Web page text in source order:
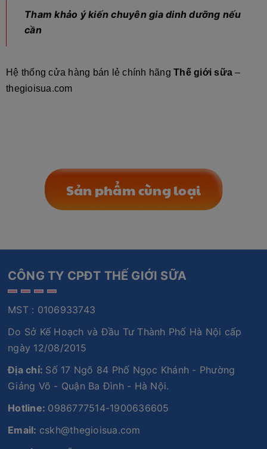
Tham khảo ý kiến chuyên gia dinh dưỡng nếu
cần
Hệ thống cửa hàng bán lẻ chính hãng Thế giới sữa –
thegioisua.com
Sản phẩm cùng loại
CÔNG TY CPĐT THẾ GIỚI SỮA
MST : 0106933743
Do Sở Kế Hoạch và Đầu Tư Thành Phố Hà Nội cấp
ngày 12/08/2015
Địa chỉ: Số 17 Ngõ 84 Phố Ngọc Khánh - Phường
Giảng Võ - Quận Ba Đình - Hà Nội.
Hotline: 0986777514-1900636605
Email: cskh@thegioisua.com